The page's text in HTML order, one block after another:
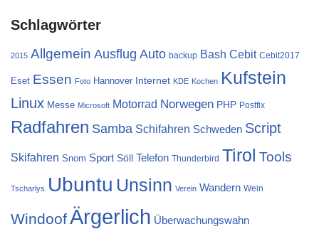
Schlagwörter
2015 Allgemein Ausflug Auto backup Bash Cebit Cebit2017
Eset Essen Foto Hannover Internet KDE Kochen Kufstein
Linux Messe Microsoft Motorrad Norwegen PHP Postfix
Radfahren Samba Schifahren Schweden Script
Skifahren Snom Sport Söll Telefon Thunderbird Tirol Tools
Tscharlys Ubuntu Unsinn Verein Wandern Wein
WindoofÄrgerlich Überwachungswahn